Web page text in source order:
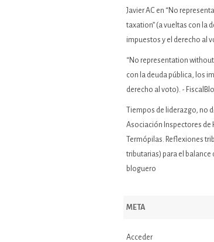
Javier AC en “No
taxation” (a vueltas con la
impuestos y el derecho al
“No representation
con la deuda pública, los
derecho al voto). -
Tiempos de liderazgo, no
Asociación Inspectores de
Termópilas. Reflexiones
tributarias) para el balance
bloguero
META
Acceder